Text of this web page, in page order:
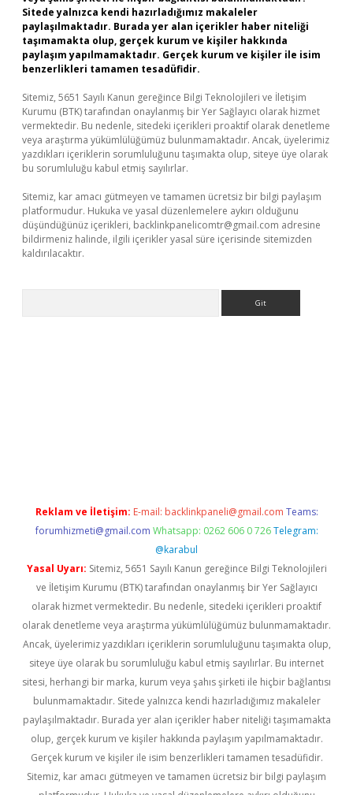
Sitede yalnızca kendi hazırladığımız makaleler
paylaşılmaktadır. Burada yer alan içerikler haber niteliği
taşımamakta olup, gerçek kurum ve kişiler hakkında
paylaşım yapılmamaktadır. Gerçek kurum ve kişiler ile isim
benzerlikleri tamamen tesadüfidir.
Sitemiz, 5651 Sayılı Kanun gereğince Bilgi Teknolojileri ve İletişim
Kurumu (BTK) tarafından onaylanmış bir Yer Sağlayıcı olarak hizmet
vermektedir. Bu nedenle, sitedeki içerikleri proaktif olarak denetleme
veya araştırma yükümlülüğümüz bulunmamaktadır. Ancak, üyelerimiz
yazdıkları içeriklerin sorumluluğunu taşımakta olup, siteye üye olarak
bu sorumluluğu kabul etmiş sayılırlar.
Sitemiz, kar amacı gütmeyen ve tamamen ücretsiz bir bilgi paylaşım
platformudur. Hukuka ve yasal düzenlemelere aykırı olduğunu
düşündüğünüz içerikleri, backlinkpanelicomtr@gmail.com adresine
bildirmeniz halinde, ilgili içerikler yasal süre içerisinde sitemizden
kaldırılacaktır.
Reklam ve İletişim: E-mail: backlinkpaneli@gmail.com Teams:
forumhizmeti@gmail.com Whatsapp: 0262 606 0 726 Telegram:
@karabul
Yasal Uyarı: Sitemiz, 5651 Sayılı Kanun gereğince Bilgi Teknolojileri
ve İletişim Kurumu (BTK) tarafından onaylanmış bir Yer Sağlayıcı
olarak hizmet vermektedir. Bu nedenle, sitedeki içerikleri proaktif
olarak denetleme veya araştırma yükümlülüğümüz bulunmamaktadır.
Ancak, üyelerimiz yazdıkları içeriklerin sorumluluğunu taşımakta olup,
siteye üye olarak bu sorumluluğu kabul etmiş sayılırlar. Bu internet
sitesi, herhangi bir marka, kurum veya şahıs şirketi ile hiçbir bağlantısı
bulunmamaktadır. Sitede yalnızca kendi hazırladığımız makaleler
paylaşılmaktadır. Burada yer alan içerikler haber niteliği taşımamakta
olup, gerçek kurum ve kişiler hakkında paylaşım yapılmamaktadır.
Gerçek kurum ve kişiler ile isim benzerlikleri tamamen tesadüfidir.
Sitemiz, kar amacı gütmeyen ve tamamen ücretsiz bir bilgi paylaşım